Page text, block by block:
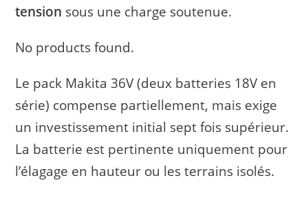
tension sous une charge soutenue.
No products found.
Le pack Makita 36V (deux batteries 18V en
série) compense partiellement, mais exige
un investissement initial sept fois supérieur.
La batterie est pertinente uniquement pour
l’élagage en hauteur ou les terrains isolés.